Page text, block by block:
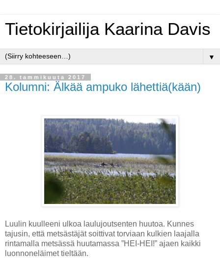
Tietokirjailija Kaarina Davis
▼
28. tammikuuta 2017
Kolumni: Älkää ampuko lähettiä(kään)
Luulin kuulleeni ulkoa laulujoutsenten huutoa. Kunnes
tajusin, että metsästäjät soittivat torviaan kulkien laajalla
rintamalla metsässä huutamassa ”HEI-HEI!” ajaen kaikki
luonnoneläimet tieltään.